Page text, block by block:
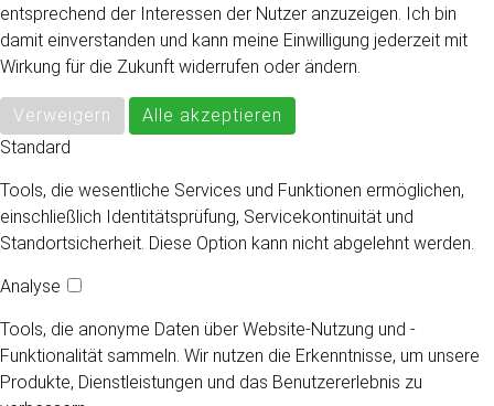
entsprechend der Interessen der Nutzer anzuzeigen. Ich bin
damit einverstanden und kann meine Einwilligung jederzeit mit
Wirkung für die Zukunft widerrufen oder ändern.
Verweigern
Alle akzeptieren
Standard
Tools, die wesentliche Services und Funktionen ermöglichen,
einschließlich Identitätsprüfung, Servicekontinuität und
Standortsicherheit. Diese Option kann nicht abgelehnt werden.
Analyse
Tools, die anonyme Daten über Website-Nutzung und -
Funktionalität sammeln. Wir nutzen die Erkenntnisse, um unsere
Produkte, Dienstleistungen und das Benutzererlebnis zu